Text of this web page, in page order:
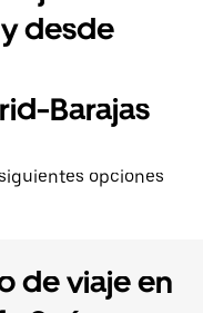
desde
Barajas
opciones
de viaje en